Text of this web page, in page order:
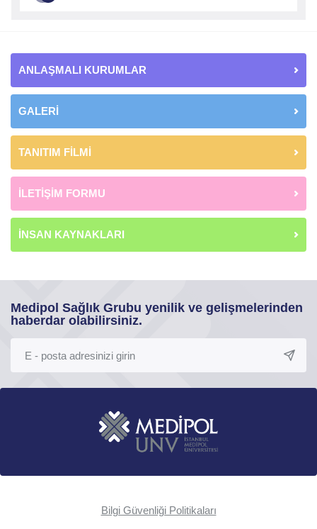
ANLAŞMALI KURUMLAR
GALERİ
TANITIM FİLMİ
İLETİŞİM FORMU
İNSAN KAYNAKLARI
Medipol Sağlık Grubu yenilik ve gelişmelerinden
haberdar olabilirsiniz.
Bilgi Güvenliği Politikaları